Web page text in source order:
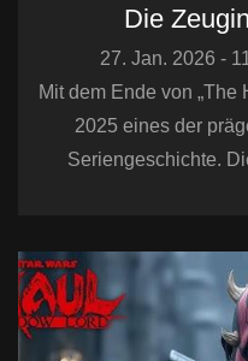
Die
27. Jan. 2026 -
Mit dem Ende von „The
2025 eines der
Seriengeschichte.